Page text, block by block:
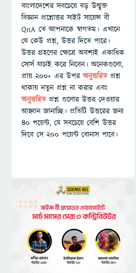
বাংলাদেশের সবচেয়ে বড় উন্মুক্ত
বিজ্ঞান প্রশ্নোত্তর সাইট সায়েন্স বী
QnA তে আপনাকে স্বাগতম। এখানে
যে কেউ প্রশ্ন, উত্তর দিতে পারে।
উত্তর গ্রহণের ক্ষেত্রে অবশ্যই একাধিক
সোর্স যাচাই করে নিবেন। অনেকগুলো,
প্রায় ২০০+ এর উপরঅনুত্তরিতপ্রশ্ন
থাকায় নতুন প্রশ্ন না করার এবং
অনুত্তরিত প্রশ্ন গুলোর উত্তর দেওয়ার
আহ্বান জানাচ্ছি। প্রতিটি উত্তরের জন্য
৪০ পয়েন্ট, যে সবচেয়ে বেশি উত্তর
দিবে সে ২০০ পয়েন্ট বোনাস পাবে।